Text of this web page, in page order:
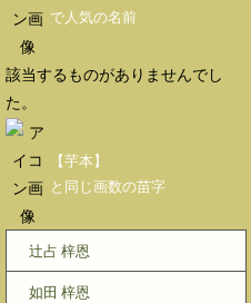
で人気の名前
該当するものがありませんでし
た。
【芋本】
と同じ画数の苗字
辻占 梓恩
如田 梓恩